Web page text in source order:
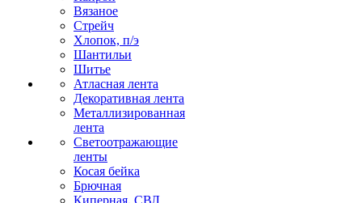
Вязаное
Стрейч
Хлопок, п/э
Шантильи
Шитье
Атласная лента
Декоративная лента
Металлизированная
лента
Светоотражающие
ленты
Косая бейка
Брючная
Киперная, СВЛ